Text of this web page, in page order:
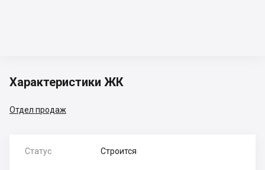
Характеристики ЖК
Отдел продаж
Статус Строится